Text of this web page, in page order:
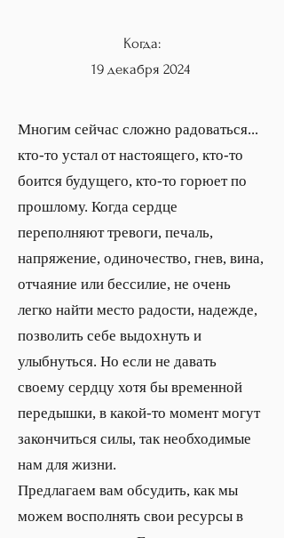
Когда:
19 декабря 2024
Многим сейчас сложно радоваться...
кто-то устал от настоящего, кто-то
боится будущего, кто-то горюет по
прошлому. Когда сердце
переполняют тревоги, печаль,
напряжение, одиночество, гнев, вина,
отчаяние или бессилие, не очень
легко найти место радости, надежде,
позволить себе выдохнуть и
улыбнуться. Но если не давать
своему сердцу хотя бы временной
передышки, в какой-то момент могут
закончиться силы, так необходимые
нам для жизни.
Предлагаем вам обсудить, как мы
можем восполнять свои ресурсы в